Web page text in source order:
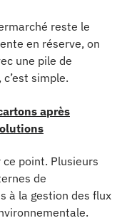
reste le
en réserve, on
une pile de
simple.
après
point. Plusieurs
de
à la gestion des flux